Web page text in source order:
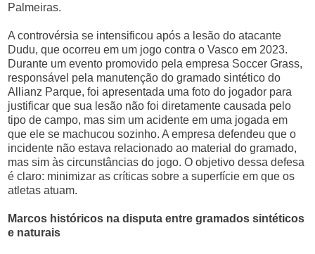
Palmeiras.
A controvérsia se intensificou após a lesão do atacante
Dudu, que ocorreu em um jogo contra o Vasco em 2023.
Durante um evento promovido pela empresa Soccer Grass,
responsável pela manutenção do gramado sintético do
Allianz Parque, foi apresentada uma foto do jogador para
justificar que sua lesão não foi diretamente causada pelo
tipo de campo, mas sim um acidente em uma jogada em
que ele se machucou sozinho. A empresa defendeu que o
incidente não estava relacionado ao material do gramado,
mas sim às circunstâncias do jogo. O objetivo dessa defesa
é claro: minimizar as críticas sobre a superfície em que os
atletas atuam.
Marcos históricos na disputa entre gramados sintéticos
e naturais